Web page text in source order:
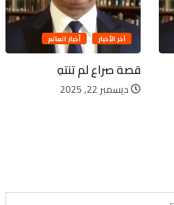
آخر الأخبار أخبار العالم
قصة صراع لم تنتهِ
ديسمبر 22, 2025